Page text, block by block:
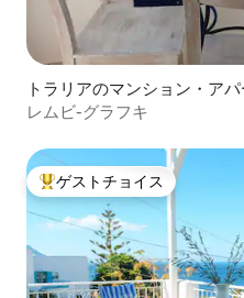
トラリアのマンション・アパ
レムビ-グラフキ
大好評のゲストチョイスです。
ゲストチョイス